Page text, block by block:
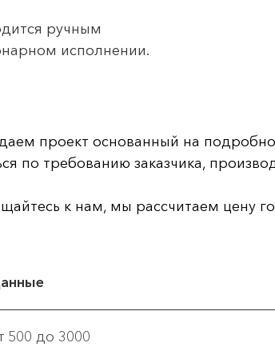
ручным
исполнении.
проект основанный на
по требованию заказчика,
к нам, мы рассчитаем цену
500 до 3000